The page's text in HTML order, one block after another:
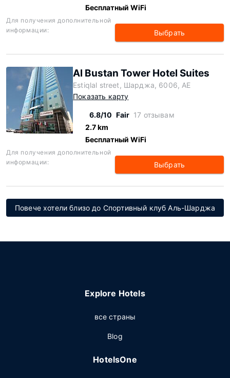
Бесплатный WiFi
Для получения дополнительной
информации:
Выбрать
Al Bustan Tower Hotel Suites
Estiqlal street, Шарджа, 6006, AE
Показать карту
6.8/10 Fair 17 отзывам
2.7 km
Бесплатный WiFi
Для получения дополнительной
информации:
Выбрать
Повече хотели близо до Спортивный клуб Аль-Шарджа
Explore Hotels
все страны
Blog
HotelsOne